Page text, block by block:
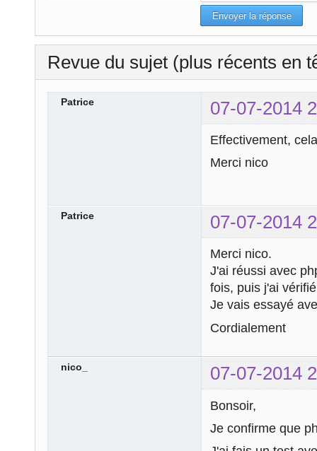
Revue du sujet (plus récents en
Patrice 07-07-2014
Effectivement,
Merci nico
Patrice 07-07-2014
Merci nico.
J'ai réussi avec
fois, puis j'ai
Je vais essayé
Cordialement
nico_ 07-07-2014
Bonsoir,
Je confirme que